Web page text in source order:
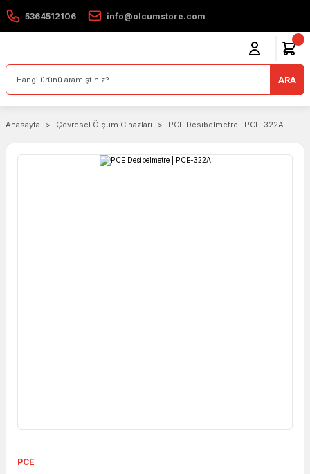
5364512106 info@olcumstore.com
ARA
Anasayfa Çevresel Ölçüm Cihazları PCE Desibelmetre | PCE-322A
PCE